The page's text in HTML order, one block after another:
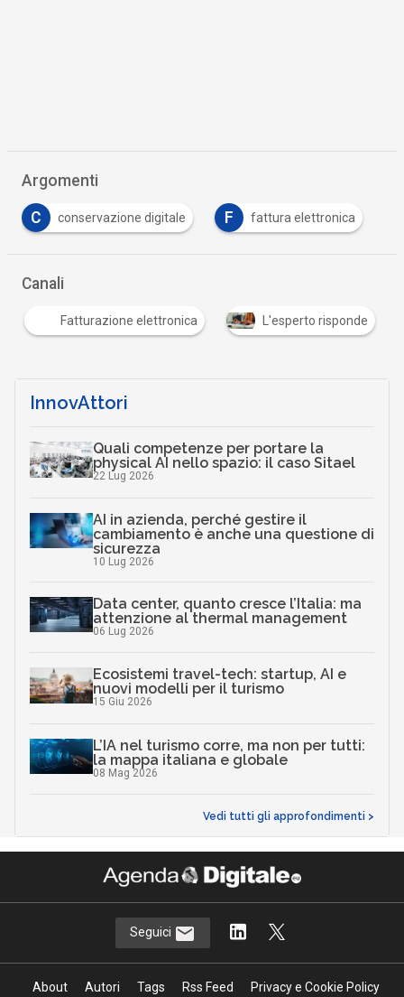
Argomenti
C conservazione digitale F fattura elettronica
Canali
Fatturazione elettronica L'esperto risponde
InnovAttori
Quali competenze per portare la
physical AI nello spazio: il caso Sitael
22 Lug 2026
AI in azienda, perché gestire il
cambiamento è anche una questione di
sicurezza
10 Lug 2026
Data center, quanto cresce l’Italia: ma
attenzione al thermal management
06 Lug 2026
Ecosistemi travel-tech: startup, AI e
nuovi modelli per il turismo
15 Giu 2026
L’IA nel turismo corre, ma non per tutti:
la mappa italiana e globale
08 Mag 2026
Vedi tutti gli approfondimenti >
Seguici
About Autori Tags Rss Feed
Privacy e Cookie Policy